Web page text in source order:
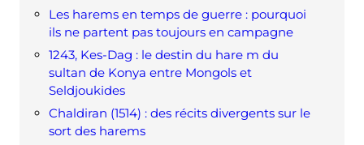
Les harems en temps de guerre : pourquoi
ils ne partent pas toujours en campagne
1243, Kes-Dag : le destin du hare m du
sultan de Konya entre Mongols et
Seldjoukides
Chaldiran (1514) : des récits divergents sur le
sort des harems